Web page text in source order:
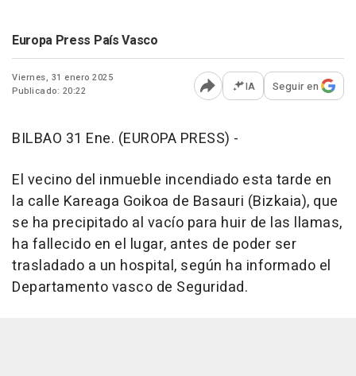
Europa Press País Vasco
Viernes, 31 enero 2025
Publicado: 20:22
Abrir opciones para
IA Seguir en
BILBAO 31 Ene. (EUROPA PRESS) -
El vecino del inmueble incendiado esta tarde en
la calle Kareaga Goikoa de Basauri (Bizkaia), que
se ha precipitado al vacío para huir de las llamas,
ha fallecido en el lugar, antes de poder ser
trasladado a un hospital, según ha informado el
Departamento vasco de Seguridad.